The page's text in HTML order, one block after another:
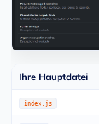
Ihre Hauptdatei
index.js